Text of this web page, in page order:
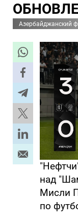
Азербайджанский
над
Мисли
по